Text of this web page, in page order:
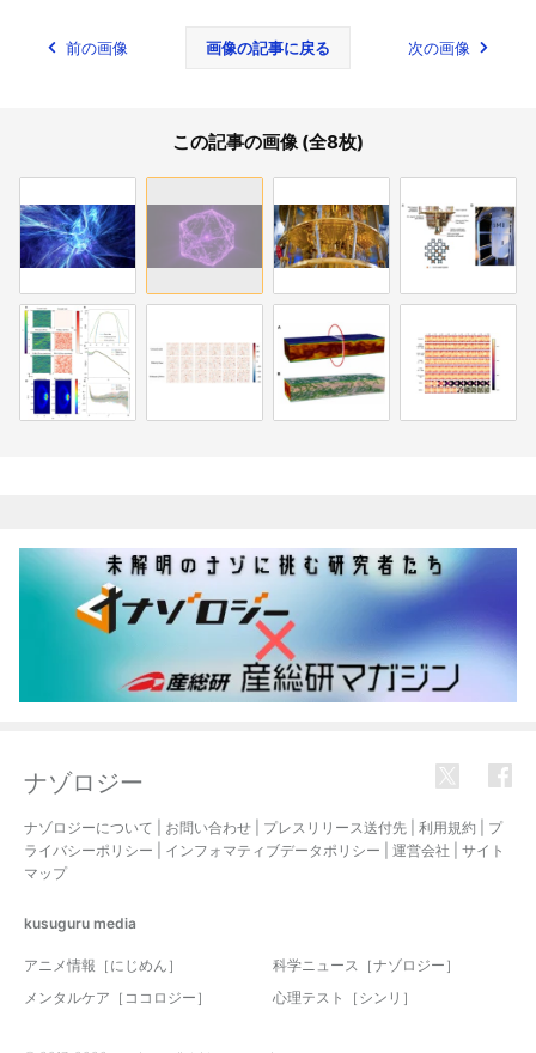
前の画像 画像の記事に戻る 次の画像
この記事の画像 (全8枚)
ナゾロジー
ナゾロジーについて お問い合わせ プレスリリース送付先 利用規約
プ
ライバシーポリシー
インフォマティブデータポリシー 運営会社
サイト
マップ
kusuguru media
アニメ情報［にじめん］
科学ニュース［ナゾロジー］
メンタルケア［ココロジー］
心理テスト［シンリ］